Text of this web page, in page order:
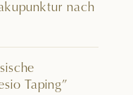
nach
Taping”